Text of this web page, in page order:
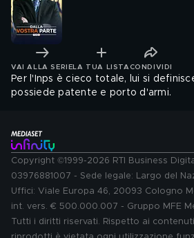
VAI ALLA SERIE LA TUA LISTA CONDIVIDI
Per l'Inps è cieco totale, lui si
possiede patente e porto d'armi.
Copyright ©1999-2026 RTI Business
03976881007 - Sede legale: Largo del
Uffici: Viale Europa 46, 20093 Cologno
int. vers. € 500.000.007 - Gruppo MFE
Tutti i diritti riservati. Rispetto ai